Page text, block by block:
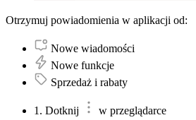
Otrzymuj powiadomienia w aplikacji od:
Nowe wiadomości
Nowe funkcje
Sprzedaż i rabaty
1. Dotknij
w przeglądarce